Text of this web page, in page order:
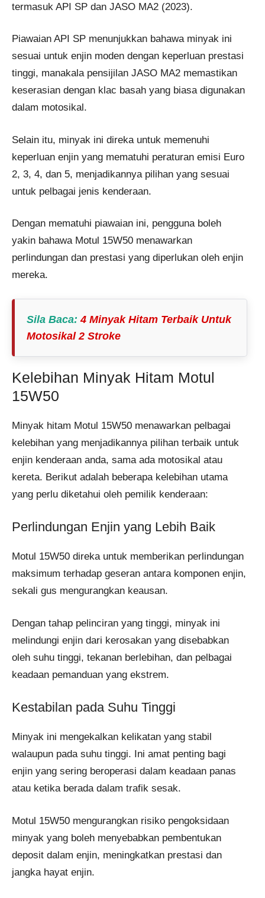
termasuk API SP dan JASO MA2 (2023).
Piawaian API SP menunjukkan bahawa minyak ini
sesuai untuk enjin moden dengan keperluan prestasi
tinggi, manakala pensijilan JASO MA2 memastikan
keserasian dengan klac basah yang biasa digunakan
dalam motosikal.
Selain itu, minyak ini direka untuk memenuhi
keperluan enjin yang mematuhi peraturan emisi Euro
2, 3, 4, dan 5, menjadikannya pilihan yang sesuai
untuk pelbagai jenis kenderaan.
Dengan mematuhi piawaian ini, pengguna boleh
yakin bahawa Motul 15W50 menawarkan
perlindungan dan prestasi yang diperlukan oleh enjin
mereka.
Sila Baca:4 Minyak Hitam Terbaik Untuk
Motosikal 2 Stroke
Kelebihan Minyak Hitam Motul
15W50
Minyak hitam Motul 15W50 menawarkan pelbagai
kelebihan yang menjadikannya pilihan terbaik untuk
enjin kenderaan anda, sama ada motosikal atau
kereta. Berikut adalah beberapa kelebihan utama
yang perlu diketahui oleh pemilik kenderaan:
Perlindungan Enjin yang Lebih Baik
Motul 15W50 direka untuk memberikan perlindungan
maksimum terhadap geseran antara komponen enjin,
sekali gus mengurangkan keausan.
Dengan tahap pelinciran yang tinggi, minyak ini
melindungi enjin dari kerosakan yang disebabkan
oleh suhu tinggi, tekanan berlebihan, dan pelbagai
keadaan pemanduan yang ekstrem.
Kestabilan pada Suhu Tinggi
Minyak ini mengekalkan kelikatan yang stabil
walaupun pada suhu tinggi. Ini amat penting bagi
enjin yang sering beroperasi dalam keadaan panas
atau ketika berada dalam trafik sesak.
Motul 15W50 mengurangkan risiko pengoksidaan
minyak yang boleh menyebabkan pembentukan
deposit dalam enjin, meningkatkan prestasi dan
jangka hayat enjin.